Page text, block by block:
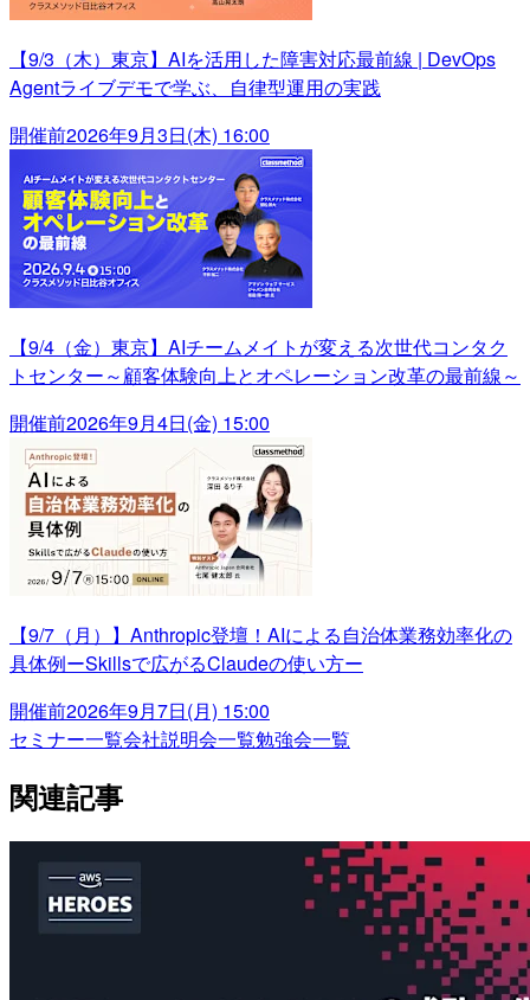
【9/3（木）東京】AIを活用した障害対応最前線 | DevOps
Agentライブデモで学ぶ、自律型運用の実践
開催前2026年9月3日(木) 16:00
【9/4（金）東京】AIチームメイトが変える次世代コンタク
トセンター～顧客体験向上とオペレーション改革の最前線～
開催前2026年9月4日(金) 15:00
【9/7（月）】Anthropic登壇！AIによる自治体業務効率化の
具体例ーSkillsで広がるClaudeの使い方ー
開催前2026年9月7日(月) 15:00
セミナー一覧会社説明会一覧勉強会一覧
関連記事